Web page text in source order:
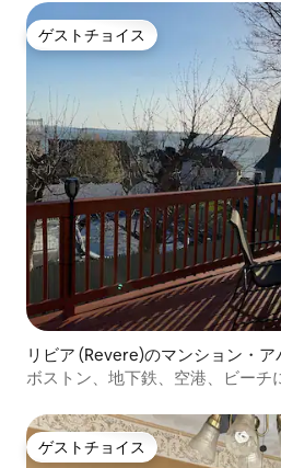
ゲストチョイス
ゲストチョイス
リビア (Revere)のマンション・ア
ボストン、地下鉄、空港、ビー
ゲストチョイス
ゲストチョイス